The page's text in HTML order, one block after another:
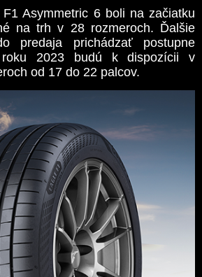
Asymmetric 6 boli na začiatku
na trh v 28 rozmeroch. Ďalšie
predaja prichádzať postupne
2023 budú k dispozícii v
od 17 do 22 palcov.